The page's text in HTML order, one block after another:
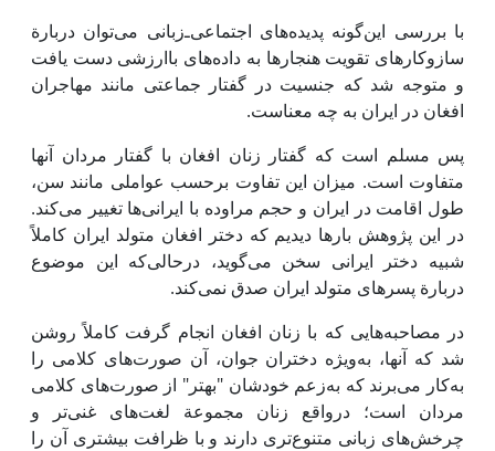
با بررسی این‌گونه پدیده‌های اجتماعی‌ـ‌زبانی می‌توان دربارة
سازوکارهای تقویت هنجار‌ها به داده‌های باارزشی دست یافت
و متوجه شد که جنسیت در گفتار جماعتی مانند مهاجران
افغان در ایران به چه معناست.
پس مسلم است که گفتار زنان افغان با گفتار مردان آنها
متفاوت است. میزان این تفاوت برحسب عواملی مانند سن،
طول اقامت در ایران و حجم مراوده با ایرانی‌ها تغییر می‌کند.
در این پژوهش بارها دیدیم که دختر افغان متولد ایران کاملاً
شبیه دختر ایرانی سخن می‌گوید، درحالی‌که این موضوع
دربارة پسرهای متولد ایران صدق نمی‌کند.
در مصاحبه‌هایی که با زنان افغان انجام گرفت کاملاً روشن
شد که آنها، به‌ویژه دختران جوان، آن صورت‌های کلامی‌ را
به‌کار می‌برند که به‌زعم خودشان "بهتر" از صورت‌های کلامی
مردان است؛ درواقع زنان مجموعة لغت‌های غنی‌تر و
چرخش‌های زبانی متنوع‌‌تری دارند و با ظرافت بیشتری آن را